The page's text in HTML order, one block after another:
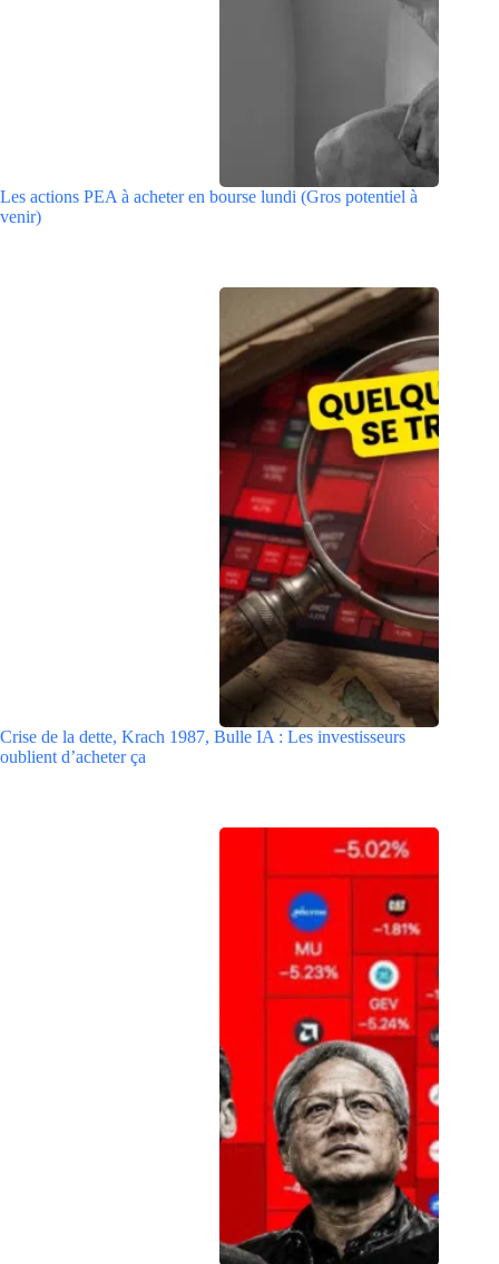
Les actions PEA à acheter en bourse lundi (Gros potentiel à
venir)
Crise de la dette, Krach 1987, Bulle IA : Les investisseurs
oublient d’acheter ça